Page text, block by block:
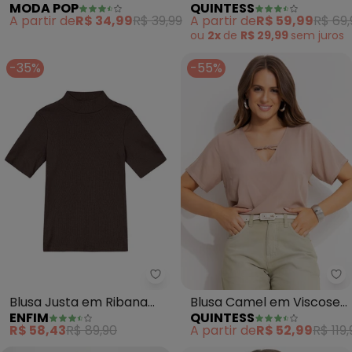
Malha de Algodão
MODA POP
A partir deR$ 34,99R$ 39,99
Caramelo) em Malha de
Viscose
QUINTESS
A partir deR$ 59,99R$
ou 2x de R$ 29,99 sem juros
-35%
Enfim - Blusa Justa em Ribana
Blusa Justa em Ribana
Canelada (Marrom
Escuro)
ENFIM
R$ 58,43R$ 89,90
-55%
Blusa Camel em Viscose
Plana com Decote V e
Detalhe de Nó
QUINTESS
A partir deR$ 52,99R$